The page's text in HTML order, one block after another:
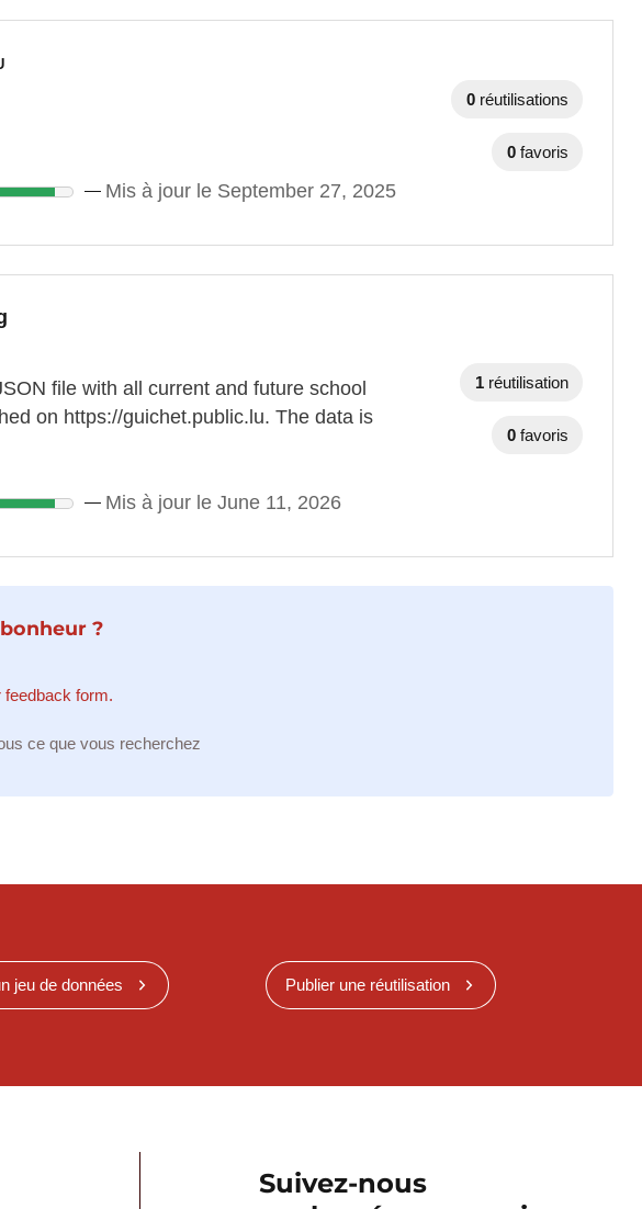
Mis à jour le September 27, 2025
0 réutilisations
0 favoris
file with all current and future school
on https://guichet.public.lu. The data is
Mis à jour le June 11, 2026
1 réutilisation
0 favoris
?
feedback form.
ce que vous recherchez
jeu de données Publier une réutilisation
Suivez-nous